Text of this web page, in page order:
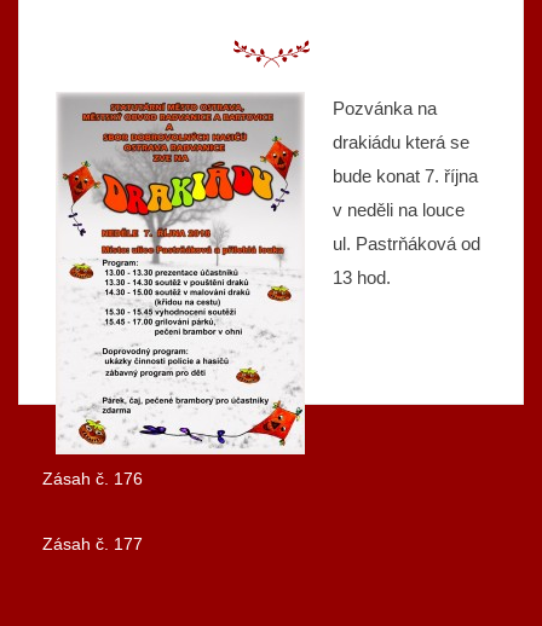
Pozvánka na
drakiádu která se
bude konat 7. října
v neděli na louce
ul. Pastrňáková od
13 hod.
pro
Zásah č. 176
Zásah č. 177